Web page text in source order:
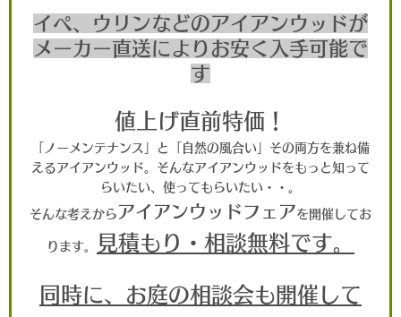
イペ、ウリンなどのアイアンウッドが
メーカー直送によりお安く入手可能で
す
値上げ直前特価！
「ノーメンテナンス」と「自然の風合い」その両方を兼ね備
えるアイアンウッド。そんなアイアンウッドをもっと知って
らいたい、使ってもらいたい・・。
そんな考えから アイアンウッドフェアを開催してお
ります。 見積もり・相談無料です。
同時に、お庭の相談会も開催して